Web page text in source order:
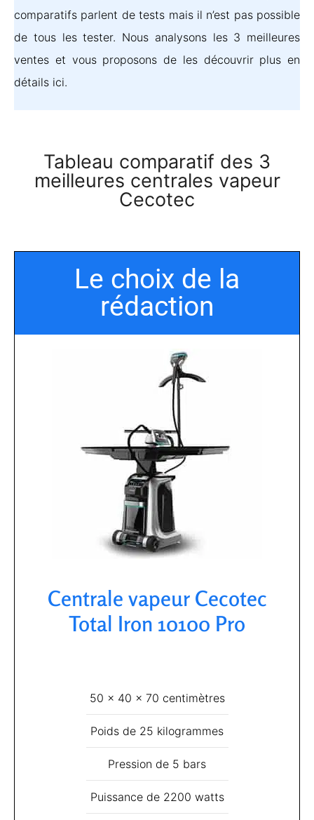
comparatifs parlent de tests mais il n’est pas possible
de tous les tester. Nous analysons les 3 meilleures
ventes et vous proposons de les découvrir plus en
détails ici.
Tableau comparatif des 3
meilleures centrales vapeur
Cecotec
Le choix de la
rédaction
Centrale vapeur Cecotec
Total Iron 10100 Pro​
50 x 40 x 70 centimètres
Poids de 25 kilogrammes
Pression de 5 bars
Puissance de 2200 watts